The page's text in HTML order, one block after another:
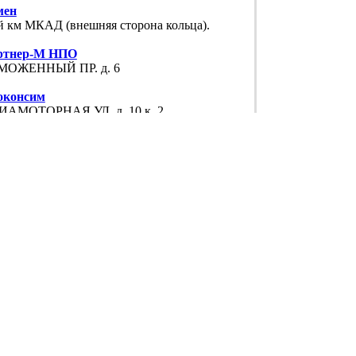
км МКАД (внешняя сторона кольца).
М НПО
ПР. д. 6
УЛ. д. 10 к. 2